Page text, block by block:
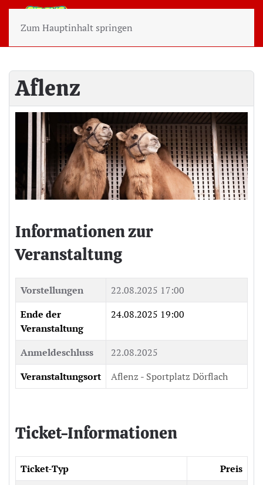
Zum Hauptinhalt springen
Aflenz
Informationen zur
Veranstaltung
Vorstellungen
22.08.2025 17:00
Ende der
Veranstaltung
24.08.2025 19:00
Anmeldeschluss
22.08.2025
Veranstaltungsort
Aflenz - Sportplatz Dörflach
Ticket-Informationen
Ticket-Typ
Preis